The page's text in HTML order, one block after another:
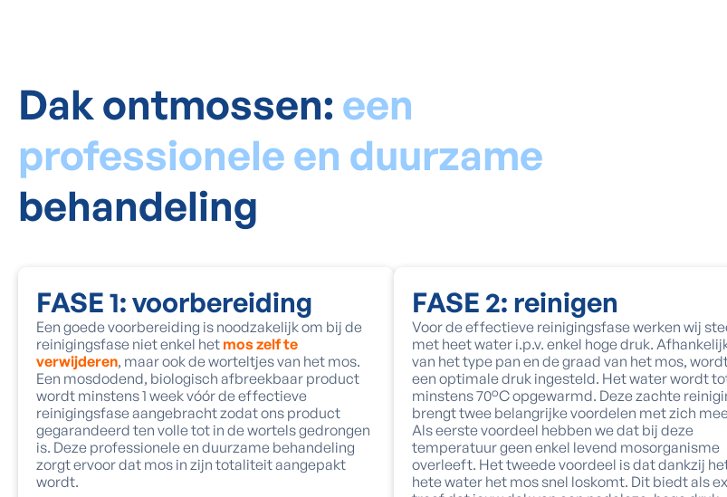
Dak ontmossen: een
professionele en duurzame
behandeling
FASE 1: voorbereiding
Een goede voorbereiding is noodzakelijk om bij de
reinigingsfase niet enkel het mos zelf te
verwijderen, maar ook de worteltjes van het mos.
Een mosdodend, biologisch afbreekbaar product
wordt minstens 1 week vóór de effectieve
reinigingsfase aangebracht zodat ons product
gegarandeerd ten volle tot in de wortels gedrongen
is. Deze professionele en duurzame behandeling
zorgt ervoor dat mos in zijn totaliteit aangepakt
wordt.
FASE 2: reinigen
Voor de effectieve reinigingsfase werken wij
met heet water i.p.v. enkel hoge druk.
van het type pan en de graad van het mos,
een optimale druk ingesteld. Het water wordt
minstens 70°C opgewarmd. Deze zachte
brengt twee belangrijke voordelen met zich
Als eerste voordeel hebben we dat bij deze
temperatuur geen enkel levend mosorganisme
overleeft. Het tweede voordeel is dat dankzij
hete water het mos snel loskomt. Dit biedt als